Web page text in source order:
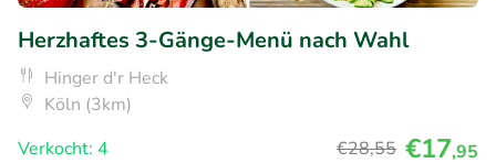
Herzhaftes 3-Gänge-Menü nach Wahl
Hinger d'r Heck
Köln (3km)
Verkocht: 4
€28,55 €17,95